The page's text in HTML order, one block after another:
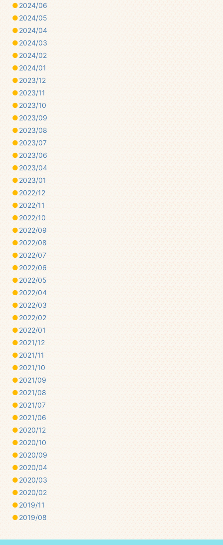
2024/06
2024/05
2024/04
2024/03
2024/02
2024/01
2023/12
2023/11
2023/10
2023/09
2023/08
2023/07
2023/06
2023/04
2023/01
2022/12
2022/11
2022/10
2022/09
2022/08
2022/07
2022/06
2022/05
2022/04
2022/03
2022/02
2022/01
2021/12
2021/11
2021/10
2021/09
2021/08
2021/07
2021/06
2020/12
2020/10
2020/09
2020/04
2020/03
2020/02
2019/11
2019/08